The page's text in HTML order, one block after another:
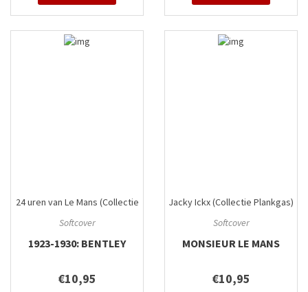
24 uren van Le Mans (Collectie
Softcover
1923-1930: BENTLEY
€10,95
Jacky Ickx (Collectie Plankgas)
Softcover
MONSIEUR LE MANS
€10,95